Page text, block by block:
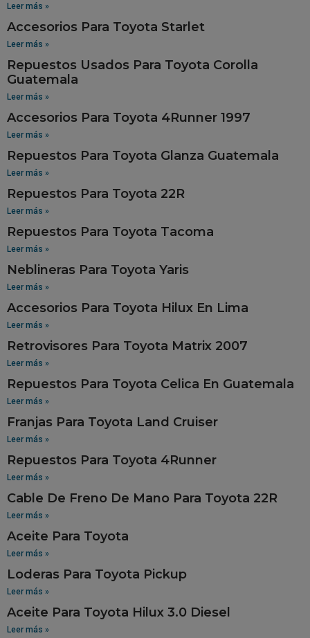
Leer más »
Accesorios Para Toyota Starlet
Leer más »
Repuestos Usados Para Toyota Corolla
Guatemala
Leer más »
Accesorios Para Toyota 4Runner 1997
Leer más »
Repuestos Para Toyota Glanza Guatemala
Leer más »
Repuestos Para Toyota 22R
Leer más »
Repuestos Para Toyota Tacoma
Leer más »
Neblineras Para Toyota Yaris
Leer más »
Accesorios Para Toyota Hilux En Lima
Leer más »
Retrovisores Para Toyota Matrix 2007
Leer más »
Repuestos Para Toyota Celica En Guatemala
Leer más »
Franjas Para Toyota Land Cruiser
Leer más »
Repuestos Para Toyota 4Runner
Leer más »
Cable De Freno De Mano Para Toyota 22R
Leer más »
Aceite Para Toyota
Leer más »
Loderas Para Toyota Pickup
Leer más »
Aceite Para Toyota Hilux 3.0 Diesel
Leer más »